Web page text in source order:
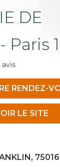
DE
Paris
avis
RENDEZ-
LE SITE